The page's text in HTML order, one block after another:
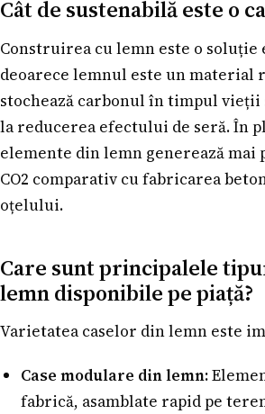
Cât de sustenabilă este o
Construirea cu lemn este o soluție
deoarece lemnul este un material
stochează carbonul în timpul
la reducerea efectului de seră. În
elemente din lemn generează mai
CO2 comparativ cu fabricarea
oțelului.
Care sunt principalele
lemn disponibile pe piață?
Varietatea caselor din lemn este
Case modulare din lemn:
fabrică, asamblate rapid pe